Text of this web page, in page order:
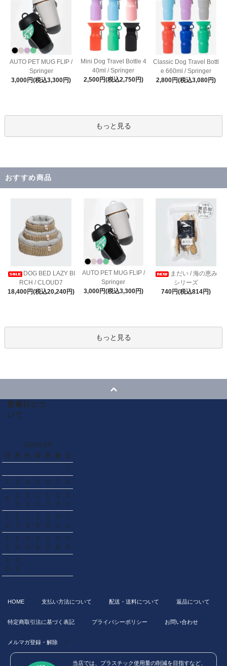
AUTO PET MUG FLIP /
Springer
3,000円(税込3,300円)
Mini Dog Travel Bottle 4
40ml / Springer
2,500円(税込2,750円)
Classic Dog Travel Bottl
e 660ml / Springer
2,800円(税込3,080円)
もっと見る
おすすめ商品
DOG BED LAZY BI
RCH / CLOUD7
18,400円(税込20,240円)
AUTO PET MUG FLIP /
Springer
3,000円(税込3,300円)
まだい / 海の恵み
シリーズ
740円(税込814円)
もっと見る
営業日につ
いて
2026年8月
日
月 火 水 木 金
土
1
2
3 4 5 6 7 8
9
1
0
1
1
1
2
1
3
1
4
1
5
1
6
1
7
1
8
1
9
2
0
2
1
2
2
2
3
2
4
2
5
2
6
2
7
2
8
2
9
3
0
3
1
HOME 支払い方法について 配送・送料について 返品について
特定商取引法に基づく表記 プライバシーポリシー お問い合わせ
メルマガ登録・解除 /
当店では、プラスチック使用量の削減を目指すなど、